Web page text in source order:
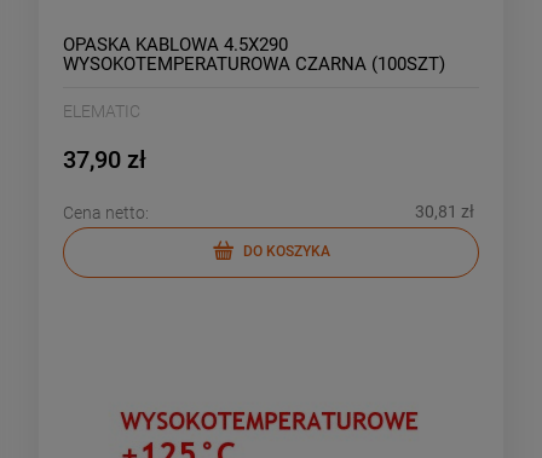
OPASKA KABLOWA 4.5X290
WYSOKOTEMPERATUROWA CZARNA (100SZT)
ELEMATIC
37,90 zł
Cena netto: 30,81 zł
DO KOSZYKA